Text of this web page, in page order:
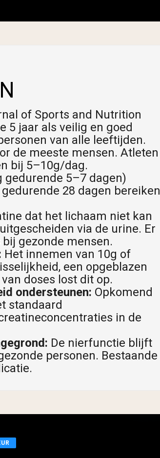
of Sports and Nutrition
5 jaar als veilig en goed
van alle leeftijden.
de meeste mensen. Atleten
bij 5–10g/dag.
gedurende 5–7 dagen)
28 dagen bereiken
dat het lichaam niet kan
via de urine. Er
gezonde mensen.
Het innemen van 10g of
een opgeblazen
doses lost dit op.
ondersteunen: Opkomend
standaard
in de
De nierfunctie blijft
personen. Bestaande